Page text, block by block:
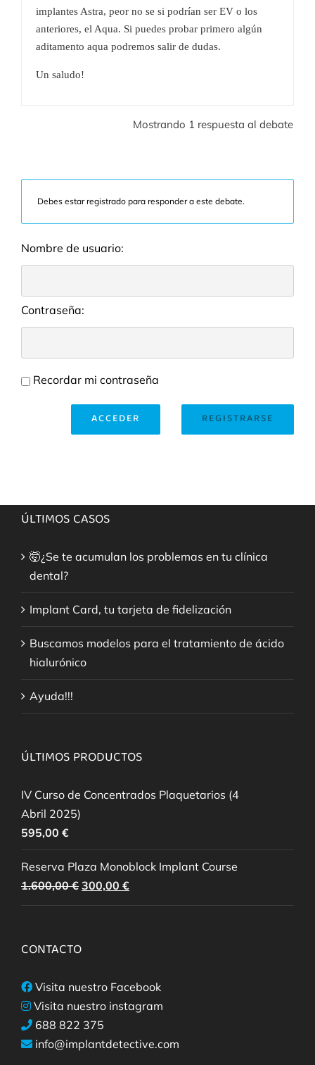
implantes Astra, peor no se si podrían ser EV o los
anteriores, el Aqua. Si puedes probar primero algún
aditamento aqua podremos salir de dudas.
Un saludo!
Mostrando 1 respuesta al debate
Debes estar registrado para responder a este debate.
Nombre de usuario:
Contraseña:
Recordar mi contraseña
REGISTRARSE
ACCEDER
ÚLTIMOS CASOS
🤯¿Se te acumulan los problemas en tu clínica
dental?
Implant Card, tu tarjeta de fidelización
Buscamos modelos para el tratamiento de ácido
hialurónico
Ayuda!!!
ÚLTIMOS PRODUCTOS
IV Curso de Concentrados Plaquetarios (4
Abril 2025)
595,00 €
Reserva Plaza Monoblock Implant Course
1.600,00€ El
precio
300,00 €El
precio
CONTACTO
Visita nuestro Facebook
Visita nuestro instagram
688 822 375
info@implantdetective.com